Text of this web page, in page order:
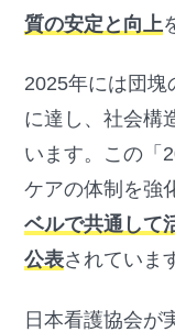
質の安定と向上
2025年には団塊
に達し、社会構
います。この「
ケアの体制を強
ベルで共通して
公表されていま
日本看護協会が